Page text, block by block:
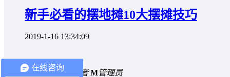
新手必看的摆地摊10大摆摊技巧
2019-1-16 13:34:09
0 条回复A 文章作者 M管理员
在线咨询